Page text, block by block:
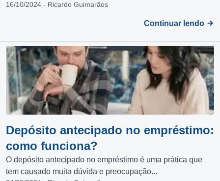
16/10/2024 - Ricardo Guimarães
Continuar lendo
Depósito antecipado no empréstimo:
como funciona?
O depósito antecipado no empréstimo é uma prática que
tem causado muita dúvida e preocupação...